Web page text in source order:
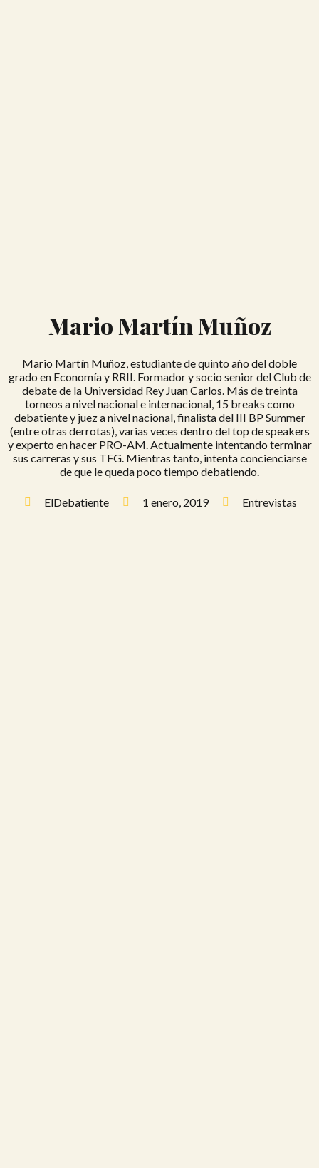
Mario Martín Muñoz
Mario Martín Muñoz, estudiante de quinto año del doble
grado en Economía y RRII. Formador y socio senior del Club de
debate de la Universidad Rey Juan Carlos. Más de treinta
torneos a nivel nacional e internacional, 15 breaks como
debatiente y juez a nivel nacional, finalista del III BP Summer
(entre otras derrotas), varias veces dentro del top de speakers
y experto en hacer PRO-AM. Actualmente intentando terminar
sus carreras y sus TFG. Mientras tanto, intenta concienciarse
de que le queda poco tiempo debatiendo.
ElDebatiente 1 enero, 2019 Entrevistas